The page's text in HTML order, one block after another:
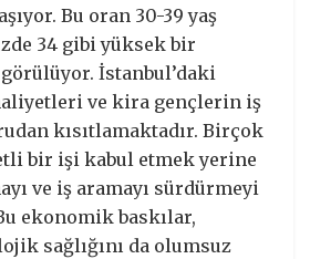
Bu oran 30-39 yaş
34 gibi yüksek bir
İstanbul’daki
ve kira gençlerin iş
kısıtlamaktadır. Birçok
bir işi kabul etmek yerine
ve iş aramayı sürdürmeyi
ekonomik baskılar,
sağlığını da olumsuz